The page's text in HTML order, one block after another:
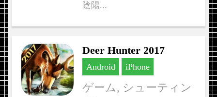
陰陽...
Deer Hunter 2017
Android iPhone
ゲーム, シューティン